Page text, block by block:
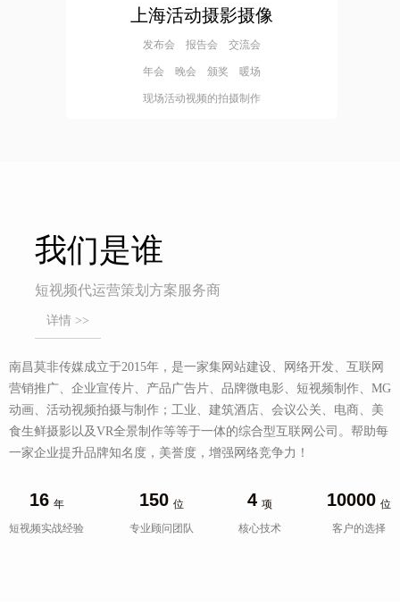
上海活动摄影摄像
发布会 报告会 交流会
年会 晚会 颁奖 暖场
现场活动视频的拍摄制作
我们是谁
短视频代运营策划方案服务商
详情 >>
南昌莫非传媒成立于2015年，是一家集网站建设、网络开发、互联网
营销推广、企业宣传片、产品广告片、品牌微电影、短视频制作、MG
动画、活动视频拍摄与制作；工业、建筑酒店、会议公关、电商、美
食生鲜摄影以及VR全景制作等等于一体的综合型互联网公司。帮助每
一家企业提升品牌知名度，美誉度，增强网络竞争力！
16 年
短视频实战经验
150 位
专业顾问团队
4 项
核心技术
10000 位
客户的选择